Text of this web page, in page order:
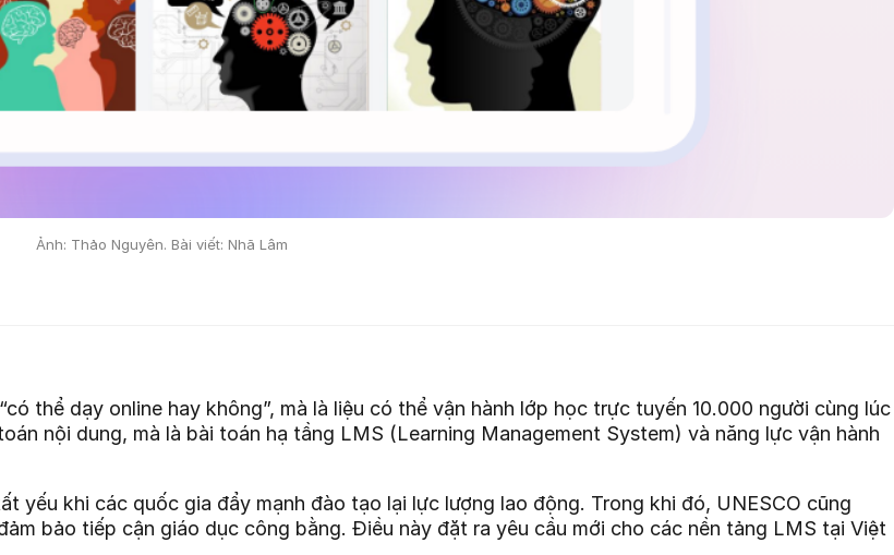
Ảnh: Thảo Nguyên. Bài viết: Nhã Lâm
thể dạy online hay không”, mà là liệu có thể vận hành lớp học trực tuyến 10.000 người cùng lúc
nội dung, mà là bài toán hạ tầng LMS (Learning Management System) và năng lực vận hành
yếu khi các quốc gia đẩy mạnh đào tạo lại lực lượng lao động. Trong khi đó, UNESCO cũng
bảo tiếp cận giáo dục công bằng. Điều này đặt ra yêu cầu mới cho các nền tảng LMS tại Việt